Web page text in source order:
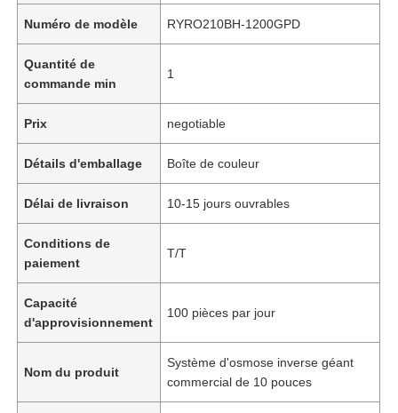
Numéro de modèle RYRO210BH-1200GPD
Quantité de
commande min
1
Prix negotiable
Détails d'emballage Boîte de couleur
Délai de livraison 10-15 jours ouvrables
Conditions de
paiement
T/T
Capacité
d'approvisionnement
100 pièces par jour
Nom du produit
Système d'osmose inverse géant
commercial de 10 pouces